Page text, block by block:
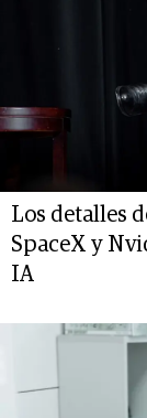
Los detalles
SpaceX y
IA